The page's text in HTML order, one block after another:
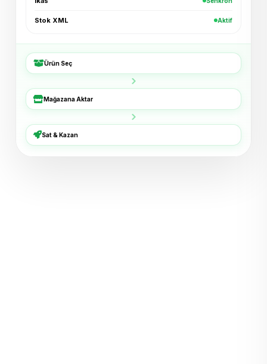
ikas · 6 dk
+₺54
3'lü Çorap Seti
XML · 8 dk
Basic Tişört — Lacivert
+₺72
Stok XML Aktif
Ürün Seç
Mağazana Aktar
Sat & Kazan